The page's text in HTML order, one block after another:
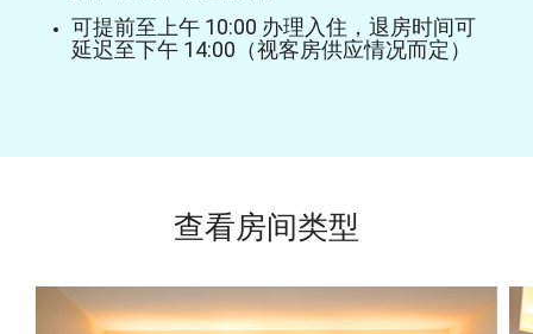
可提前至上午 10:00 办理入住，退房时间可
延迟至下午 14:00（视客房供应情况而定）
查看房间类型